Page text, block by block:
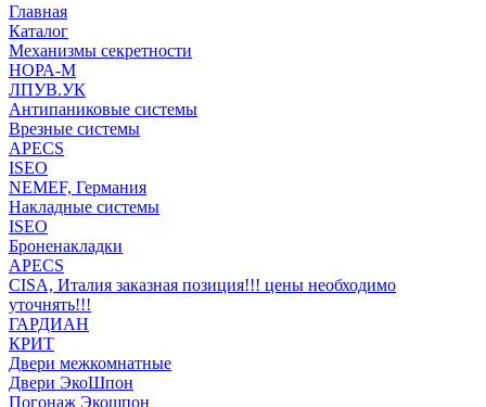
Главная
Каталог
Механизмы секретности
НОРА-М
ЛПУВ.УК
Антипаниковые системы
Врезные системы
APECS
ISEO
NEMEF, Германия
Накладные системы
ISEO
Броненакладки
APECS
CISA, Италия заказная позиция!!! цены необходимо
уточнять!!!
ГАРДИАН
КРИТ
Двери межкомнатные
Двери ЭкоШпон
Погонаж Экошпон